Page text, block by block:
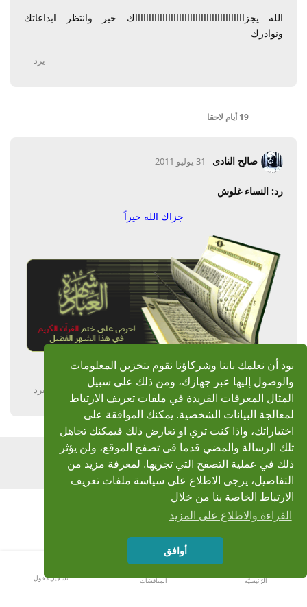
نود أن نعلمك باننا وشركاؤنا نقوم بتخزين المعلومات
والوصول إليها عبر جهازك، ومن ذلك على سبيل
المثال المعرفات الفريدة في ملفات تعريف الارتباط
لمعالجة البيانات الشخصية. يمكنك الموافقة على
اختياراتك، واذا كنت تري او تعارض ذلك فيمكنك تجاهل
تلك الرسالة والمضي قدما فى تصفح الموقع، ولن يؤثر
ذلك في عملية التصفح التي تجريها. لمعرفة مزيد من
التفاصيل، يرجى الاطلاع على سياسة ملفات تعريف
الارتباط الخاصة بنا من خلال
القراءة والاطلاع على المزيد
أوافق
الله يجزااااااااااااااااااااااااااااااااااااااااك خير وانتظر ابداعاتك
ونوادرك
يرد
19 أيام لاحقا
صالح النادى 31 يوليو 2011
رد: النساء غلوش
جزاك الله خيراً
يرد
اضف رد
الرّئيسيّة المناقشات تسجيل دخول